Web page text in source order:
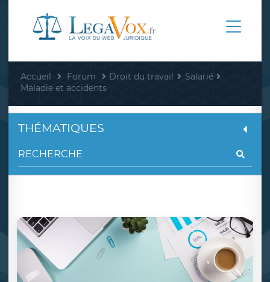
Accueil Forum Droit du travail
Salarié
Maladie et accidents
THÉMATIQUES